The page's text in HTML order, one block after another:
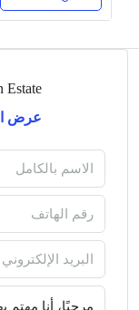
Estate
عرض